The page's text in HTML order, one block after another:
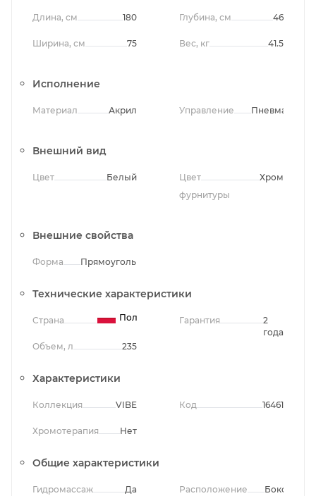
Длина, см 180
Ширина, см 75
Глубина, см 46
Вес, кг 41.5
Исполнение
Материал Акрил Управление
Внешний вид
Цвет Белый
Цвет
фурнитуры
Хром
Внешние свойства
Форма Прямоугольная
Технические характеристики
Страна Польша
Объем, л 235
Гарантия
2
года
Характеристики
Коллекция VIBE
Хромотерапия Нет
Код 16461
Общие характеристики
Гидромассаж Да
Расположение
Боковое